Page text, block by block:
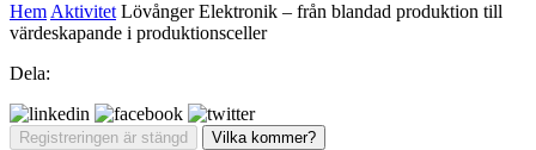
Hem Aktivitet Lövånger Elektronik – från blandad produktion till
värdeskapande i produktionsceller
Dela:
Registreringen är stängd Vilka kommer?